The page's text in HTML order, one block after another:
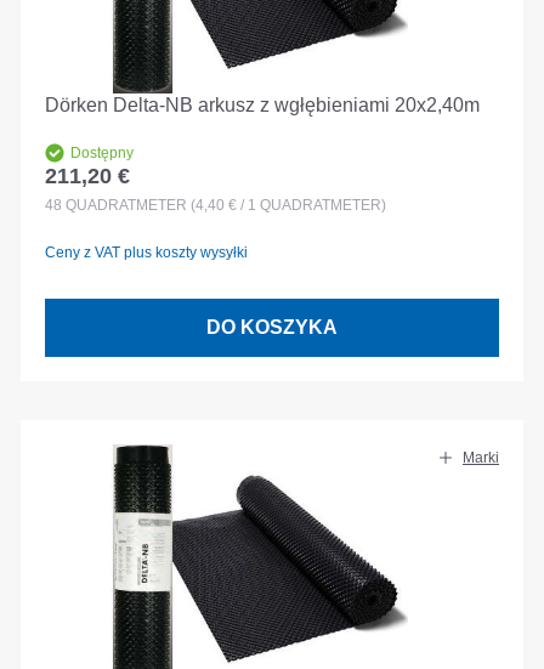
Dörken Delta-NB arkusz z wgłębieniami 20x2,40m
Dostępny
Cena regularna:
211,20 €
48 QUADRATMETER (4,40 € / 1 QUADRATMETER)
Ceny z VAT plus koszty wysyłki
DO KOSZYKA
Marki